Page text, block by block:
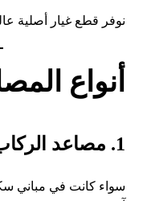
نوفر قطع غيار أصلية
أنواع
1. مصاعد الركاب
سواء كانت في مباني